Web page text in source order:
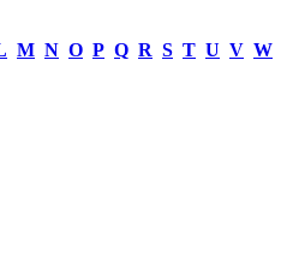
M N O P Q R S T U V W